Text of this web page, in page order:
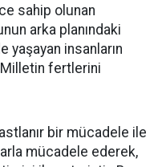
sahip olunan
arka planındaki
yaşayan insanların
fertlerini
bir mücadele ile
mücadele ederek,